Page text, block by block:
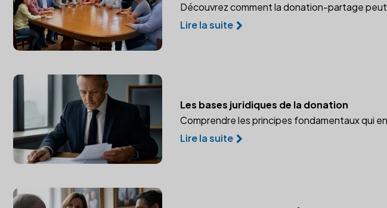
Découvrez comment la donation-partage
Lire la suite
Les bases juridiques de la donation
Comprendre les principes fondamentaux qui
Lire la suite